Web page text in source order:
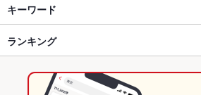
三陸直送！かき小屋 飛梅 神田西口店
仙台市 × 居酒屋
仙台市 × 海鮮
仙台駅 × 居酒屋
仙台駅 × 居酒屋
仙台駅 × 海鮮
あおば通駅
仙台駅
広瀬通駅
キーワード
からあげ
牛タン レバテキ アヒージョ
ランキング
宮城のグルメランキング